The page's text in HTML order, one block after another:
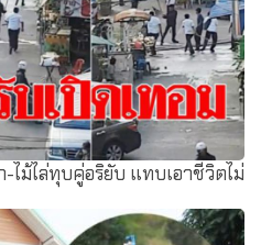
ไม้ไล่ทุบคู่อริยับ แทบเอาชีวิตไม่